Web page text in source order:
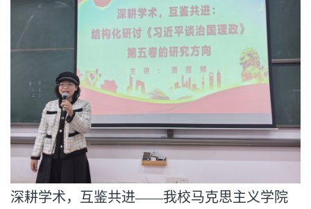
深耕学术，互鉴共进——我校马克思主义学院